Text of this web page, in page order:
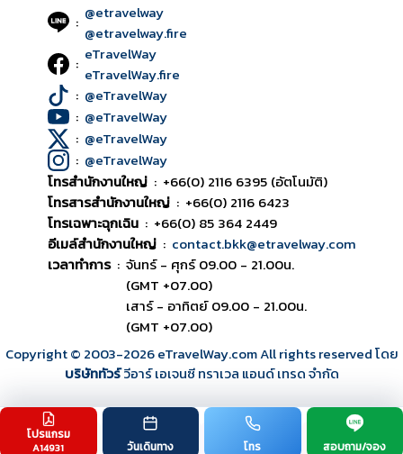
โปรแกรม
A14931 วันเดินทาง โทร สอบถาม/จอง
: @etravelway
@etravelway.fire
: eTravelWay
eTravelWay.fire
: @eTravelWay
: @eTravelWay
: @eTravelWay
: @eTravelWay
โทรสำนักงานใหญ่ : +66(0) 2116 6395 (อัตโนมัติ)
โทรสารสำนักงานใหญ่ : +66(0) 2116 6423
โทรเฉพาะฉุกเฉิน : +66(0) 85 364 2449
อีเมล์สำนักงานใหญ่ : contact.bkk@etravelway.com
เวลาทำการ : จันทร์ - ศุกร์ 09.00 - 21.00น.
(GMT +07.00)
เสาร์ - อาทิตย์ 09.00 - 21.00น.
(GMT +07.00)
Copyright © 2003-2026eTravelWay.com All rights reserved โดย
บริษัททัวร์วีอาร์ เอเจนซี ทราเวล แอนด์ เทรด จำกัด
TOP